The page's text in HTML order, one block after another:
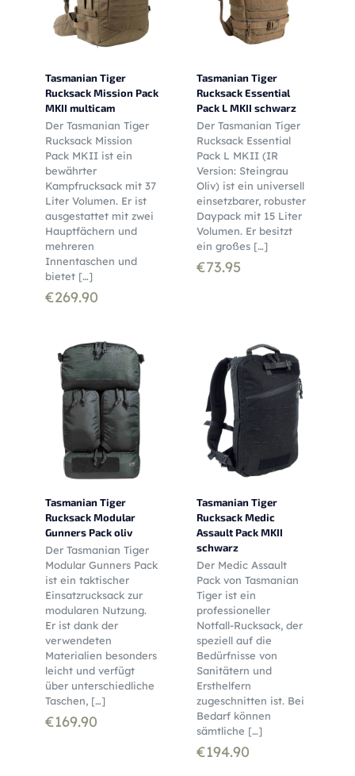
Tasmanian Tiger
Rucksack Mission Pack
MKII multicam
Der Tasmanian Tiger
Rucksack Mission
Pack MKII ist ein
bewährter
Kampfrucksack mit 37
Liter Volumen. Er ist
ausgestattet mit zwei
Hauptfächern und
mehreren
Innentaschen und
bietet[…]
€269.90
Tasmanian Tiger
Rucksack Essential
Pack L MKII schwarz
Der Tasmanian Tiger
Rucksack Essential
Pack L MKII (IR
Version: Steingrau
Oliv) ist ein universell
einsetzbarer, robuster
Daypack mit 15 Liter
Volumen. Er besitzt
ein großes[…]
€73.95
Tasmanian Tiger
Rucksack Modular
Gunners Pack oliv
Der Tasmanian Tiger
Modular Gunners Pack
ist ein taktischer
Einsatzrucksack zur
modularen Nutzung.
Er ist dank der
verwendeten
Materialien besonders
leicht und verfügt
über unterschiedliche
Taschen, […]
€169.90
Tasmanian Tiger
Rucksack Medic
Assault Pack MKII
schwarz
Der Medic Assault
Pack von Tasmanian
Tiger ist ein
professioneller
Notfall-Rucksack, der
speziell auf die
Bedürfnisse von
Sanitätern und
Ersthelfern
zugeschnitten ist. Bei
Bedarf können
sämtliche […]
€194.90